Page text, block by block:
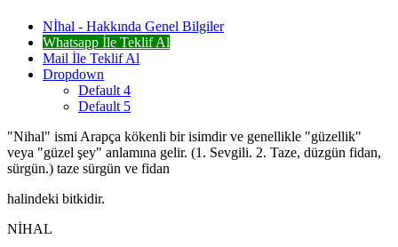
Nİhal - Hakkında Genel Bilgiler
Whatsapp İle Teklif Al
Mail İle Teklif Al
Dropdown
Default 4
Default 5
"Nihal" ismi Arapça kökenli bir isimdir ve genellikle "güzellik"
veya "güzel şey" anlamına gelir. (1. Sevgili. 2. Taze, düzgün fidan,
sürgün.) taze sürgün ve fidan
halindeki bitkidir.
NİHAL